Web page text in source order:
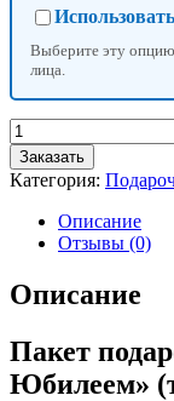
Выберите эту
лица.
Количество
товара
Пакет
подарочный
открыткой
Юбилеем"
(тиснение)
Заказать
Категория:
Описание
Отзывы (0)
Описание
Пакет
Юбилеем»